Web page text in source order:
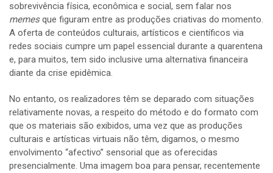
sobrevivência física, econômica e social, sem falar nos
memesque figuram entre as produções criativas do momento.
A oferta de conteúdos culturais, artísticos e científicos via
redes sociais cumpre um papel essencial durante a quarentena
e, para muitos, tem sido inclusive uma alternativa financeira
diante da crise epidêmica.
No entanto, os realizadores têm se deparado com situações
relativamente novas, a respeito do método e do formato com
que os materiais são exibidos, uma vez que as produções
culturais e artísticas virtuais não têm, digamos, o mesmo
envolvimento “afectivo” sensorial que as oferecidas
presencialmente. Uma imagem boa para pensar, recentemente